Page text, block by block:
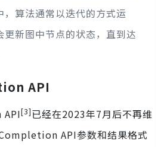
，算法通常以迭代的方式运
更新图中节点的状态，直到达
API
[3]已经在2023年7月后不再维
API参数和结果格式